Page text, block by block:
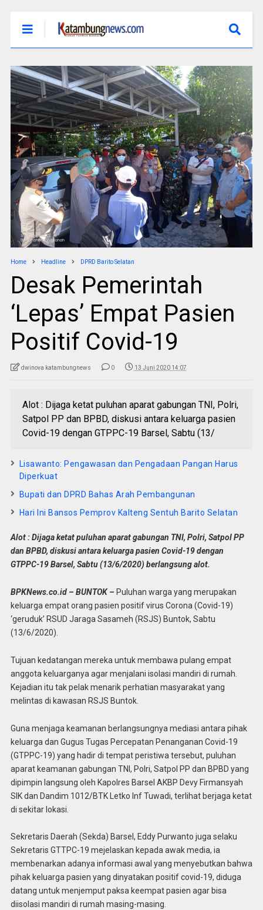
Home Headline DPRD Barito Selatan
Desak Pemerintah
‘Lepas’ Empat Pasien
Positif Covid-19
dwinova katambungnews 0 13 Juni 2020 14:07
Alot : Dijaga ketat puluhan aparat gabungan TNI, Polri,
Satpol PP dan BPBD, diskusi antara keluarga pasien
Covid-19 dengan GTPPC-19 Barsel, Sabtu (13/
Lisawanto: Pengawasan dan Pengadaan Pangan Harus
Diperkuat
Bupati dan DPRD Bahas Arah Pembangunan
Hari Ini Bansos Pemprov Kalteng Sentuh Barito Selatan
Alot : Dijaga ketat puluhan aparat gabungan TNI, Polri, Satpol PP
dan BPBD, diskusi antara keluarga pasien Covid-19 dengan
GTPPC-19 Barsel, Sabtu (13/6/2020) berlangsung alot.
BPKNews.co.id – BUNTOK – Puluhan warga yang merupakan
keluarga empat orang pasien positif virus Corona (Covid-19)
‘geruduk’ RSUD Jaraga Sasameh (RSJS) Buntok, Sabtu
(13/6/2020).
Tujuan kedatangan mereka untuk membawa pulang empat
anggota keluarganya agar menjalani isolasi mandiri di rumah.
Kejadian itu tak pelak menarik perhatian masyarakat yang
melintas di kawasan RSJS Buntok.
Guna menjaga keamanan berlangsungnya mediasi antara pihak
keluarga dan Gugus Tugas Percepatan Penanganan Covid-19
(GTPPC-19) yang hadir di tempat peristiwa tersebut, puluhan
aparat keamanan gabungan TNI, Polri, Satpol PP dan BPBD yang
dipimpin langsung oleh Kapolres Barsel AKBP Devy Firmansyah
SIK dan Dandim 1012/BTK Letko Inf Tuwadi, terlihat berjaga ketat
di sekitar lokasi.
Sekretaris Daerah (Sekda) Barsel, Eddy Purwanto juga selaku
Sekretaris GTTPC-19 mejelaskan kepada awak media, ia
membenarkan adanya informasi awal yang menyebutkan bahwa
pihak keluarga pasien yang dinyatakan positif covid-19, diduga
datang untuk menjemput paksa keempat pasien agar bisa
diisolasi mandiri di rumah masing-masing.